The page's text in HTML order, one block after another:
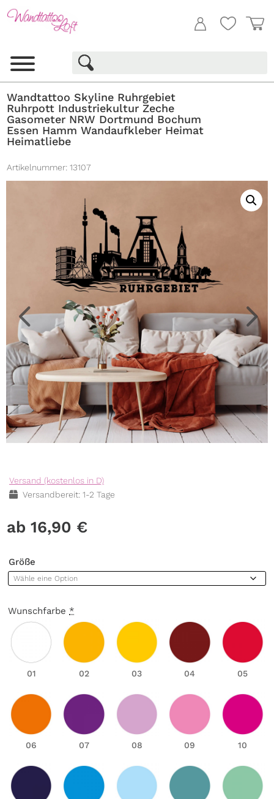
Wandtattoo Skyline Ruhrgebiet
Ruhrpott Industriekultur Zeche
Gasometer NRW Dortmund Bochum
Essen Hamm Wandaufkleber Heimat
Heimatliebe
Artikelnummer: 13107
Versand (kostenlos in D)
Versandbereit: 1-2 Tage
16,90 €
Größe
Wunschfarbe *
01 02 03 04 05
06 07 08 09 10